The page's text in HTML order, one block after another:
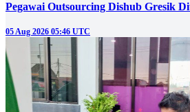
Pegawai Outsourcing Dishub Gresik
05 Aug 2026 05:46 UTC